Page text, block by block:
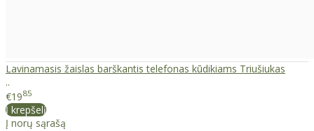
Lavinamasis žaislas barškantis telefonas kūdikiams Triušiukas
..
€1985
Į krepšelį
Į norų sąrašą